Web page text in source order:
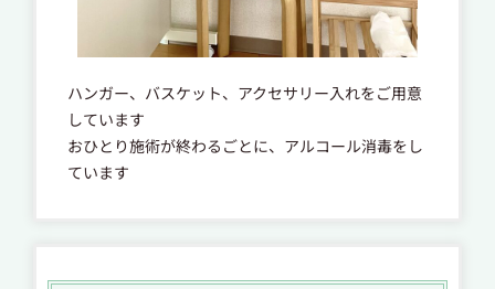
ハンガー、バスケット、アクセサリー入れをご用意
しています
おひとり施術が終わるごとに、アルコール消毒をし
ています